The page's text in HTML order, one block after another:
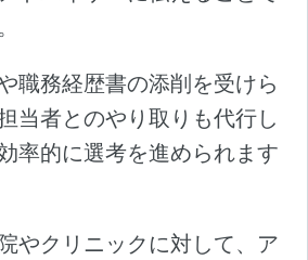
職務経歴書の添削を受けら
当者とのやり取りも代行し
率的に選考を進められます
やクリニックに対して、ア